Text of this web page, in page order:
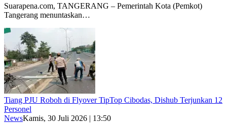
Suarapena.com, TANGERANG – Pemerintah Kota (Pemkot)
Tangerang menuntaskan…
Tiang PJU Roboh di Flyover TipTop Cibodas, Dishub Terjunkan 12
Personel
NewsKamis, 30 Juli 2026 | 13:50